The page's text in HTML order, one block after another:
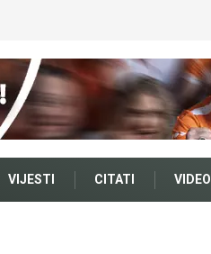
VIJESTI CITATI VIDEO